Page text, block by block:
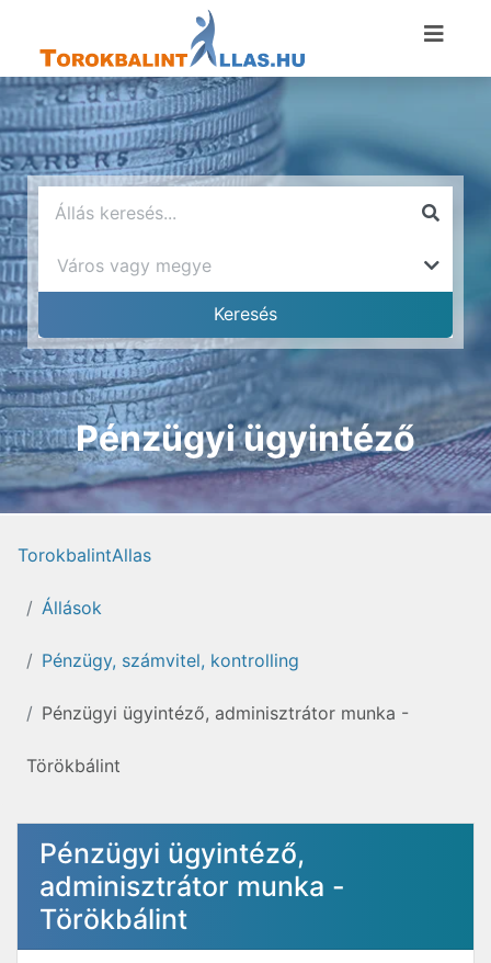
Pénzügyi ügyintéző
TorokbalintAllas
Állások
Pénzügy, számvitel, kontrolling
Pénzügyi ügyintéző, adminisztrátor munka -
Törökbálint
Pénzügyi ügyintéző,
adminisztrátor munka -
Törökbálint